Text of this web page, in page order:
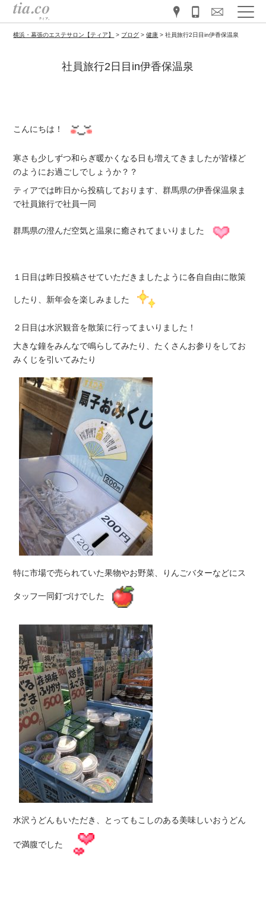
横浜・幕張のエステサロン【ティア】 > ブログ >健康 >社員旅行2日目in伊香保温泉
社員旅行2日目in伊香保温泉
こんにちは！
寒さも少しずつ和らぎ暖かくなる日も増えてきましたが皆様ど
のようにお過ごしでしょうか？？
ティアでは昨日から投稿しております、群馬県の伊香保温泉ま
で社員旅行で社員一同
群馬県の澄んだ空気と温泉に癒されてまいりました
１日目は昨日投稿させていただきましたように各自自由に散策
したり、新年会を楽しみました
２日目は水沢観音を散策に行ってまいりました！
大きな鐘をみんなで鳴らしてみたり、たくさんお参りをしてお
みくじを引いてみたり
特に市場で売られていた果物やお野菜、りんごバターなどにス
タッフ一同釘づけでした
水沢うどんもいただき、とってもこしのある美味しいおうどん
で満腹でした